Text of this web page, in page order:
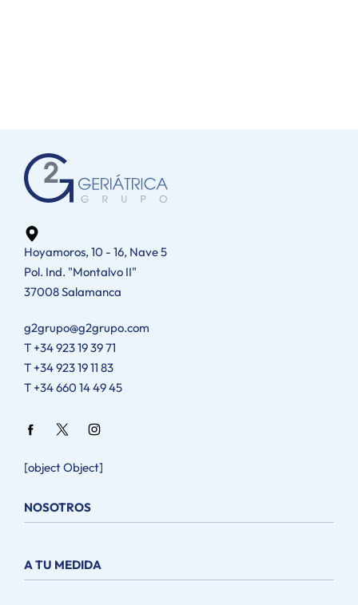
Hoyamoros, 10 - 16, Nave 5
Pol. Ind. "Montalvo II"
37008 Salamanca
g2grupo@g2grupo.com
T +34 923 19 39 71
T +34 923 19 11 83
T +34 660 14 49 45
[object Object]
NOSOTROS
Metodología
A TU MEDIDA